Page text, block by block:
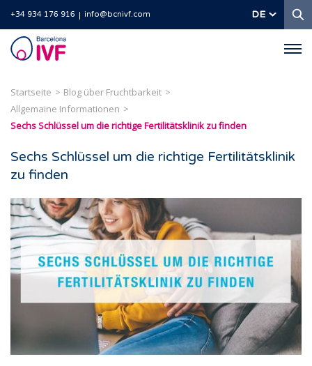
+34 934 176 916 info@bcnivf.com DE
Barcelona
IVF
Startseite
Blog über Fruchtbarkeit
Allgemaine Informationen
Sechs Schlüssel um die richtige Fertilitätsklinik zu finden
Sechs Schlüssel um die richtige Fertilitätsklinik
zu finden